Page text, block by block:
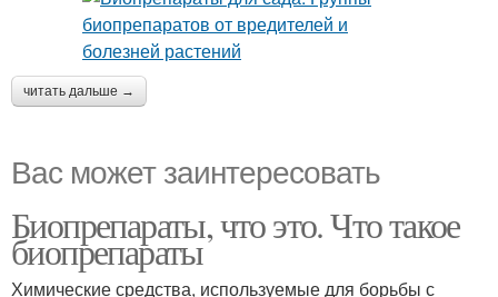
читать дальше →
Вас может заинтересовать
Биопрепараты, что это. Что такое
биопрепараты
Химические средства, используемые для борьбы с